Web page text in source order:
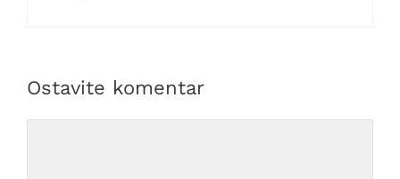
Ostavite komentar